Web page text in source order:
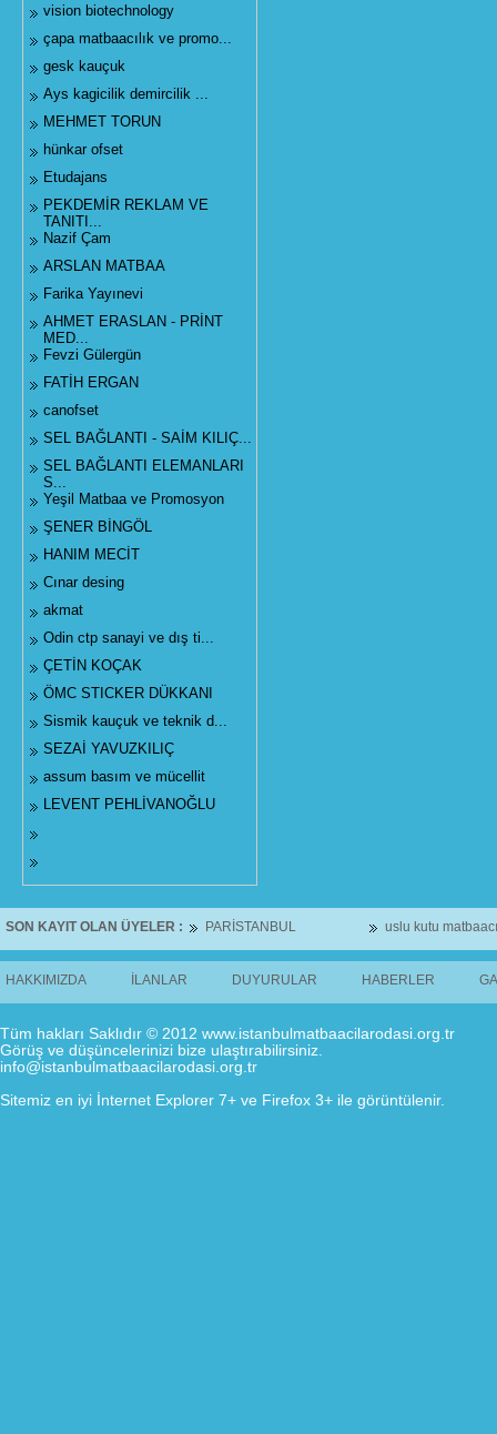
vision biotechnology
çapa matbaacılık ve promo...
gesk kauçuk
Ays kagicilik demircilik ...
MEHMET TORUN
hünkar ofset
Etudajans
PEKDEMİR REKLAM VE
TANITI...
Nazif Çam
ARSLAN MATBAA
Farika Yayınevi
AHMET ERASLAN - PRİNT
MED...
Fevzi Gülergün
FATİH ERGAN
canofset
SEL BAĞLANTI - SAİM KILIÇ...
SEL BAĞLANTI ELEMANLARI
S...
Yeşil Matbaa ve Promosyon
ŞENER BİNGÖL
HANIM MECİT
Cınar desing
akmat
Odin ctp sanayi ve dış ti...
ÇETİN KOÇAK
ÖMC STICKER DÜKKANI
Sismik kauçuk ve teknik d...
SEZAİ YAVUZKILIÇ
assum basım ve mücellit
LEVENT PEHLİVANOĞLU
SON KAYIT OLAN ÜYELER : PARİSTANBUL uslu kutu
HAKKIMIZDA İLANLAR DUYURULAR HABERLER
Tüm hakları Saklıdır © 2012 www.istanbulmatbaacilarodasi.org.tr
Görüş ve düşüncelerinizi bize ulaştırabilirsiniz.
info@istanbulmatbaacilarodasi.org.tr
Sitemiz en iyi İnternet Explorer 7+ ve Firefox 3+ ile görüntülenir.